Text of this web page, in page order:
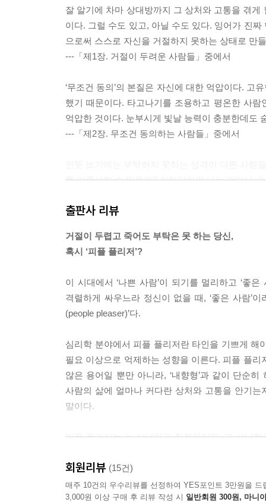
잘 알기에 차마 상대방까지 그 상처와 고통을 겪
이다. 그럴 수도 있고, 아닐 수도 있다. 잉어가 진
으로써 스스로 자신을 거절하지 못하는 상태로 만
---「제1장. 거절이 두려운 사람들」중에서
‘무조건 동의’의 본질은 자신에 대한 억압이다.
했기 때문이다. 타고나기를 조용하고 평온한 사
억압한 것이다. 눈부시게 빛날 능력이 충분한데도
---「제2장. 무조건 동의하는 사람들」중에서
를 만족시킬 수 있을까? 거절당하면 나는 얼마나
중에 택배까지 받으러 가야 하면 물론 정신이 없
니까 상대방이 말도 하기 전에 항상 먼저 나서서
‘건강한 강자’가 인정받으려는 방식은 ‘네가 동
플리저는 ‘네가 동의하지 않으면 안 할 테니, 대신
모든 사람을 향해 미소를 남발하면서 호의를 보
습관…… 전부 피플 플리저에게 매우 익숙한 행위
은 잡은 지푸라기가 한없이 약한 줄 알면서도 목숨
---「제6장. 미소를 멈출 수 없는 사람들」중에서
함께 춤추는 법을 배웠기 때문이다.
---「제7장. 절대 화내지 않는 사람들」중에서
출판사 리뷰
거절이 두렵고 죽어도 부탁은 못 하는 당신,
혹시 ‘피플 플리저’?
이 시대에서 ‘나쁜 사람’이 되기를 멀리하고 ‘좋
격렬하게 싸우느라 정신이 없을 때, ‘좋은 사람’
(people pleaser)’다.
심리학 분야에서 피플 플리저란 타인을 기쁘게
필요 이상으로 억제하는 성향을 이른다. 피플 플
않은 용어일 뿐만 아니라, ‘내향형’과 같이 단순
사람의 삶에 얼마나 커다란 상처와 고통을 안기는
말이다.
피플 플리저는 늘 상냥하고 친절하지만, 그 상냥
대로만 했어. 그래야 안전하고 사랑받을 수 있다
것 같아. 분명히 나한테 실망했을 거야. 나는 왜 이
회원리뷰 (15건)
매주 10건의 우수리뷰를 선정하여 YES포인트 3만원을 드
3,000원 이상 구매 후 리뷰 작성 시 일반회원 300원, 마니